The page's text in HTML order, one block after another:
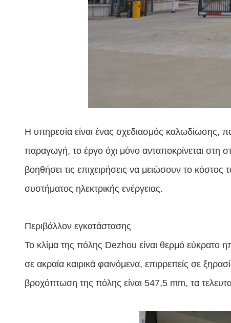
Η υπηρεσία είναι ένας σχεδιασμός καλωδίωσης,
παραγωγή, το έργο όχι μόνο ανταποκρίνεται στη
βοηθήσει τις επιχειρήσεις να μειώσουν το
συστήματος ηλεκτρικής ενέργειας.
Περιβάλλον εγκατάστασης
Το κλίμα της πόλης Dezhou είναι θερμό εύκρατο
σε ακραία καιρικά φαινόμενα, επιρρεπείς σε
βροχόπτωση της πόλης είναι 547,5 mm, τα